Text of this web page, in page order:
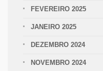
FEVEREIRO 2025
JANEIRO 2025
DEZEMBRO 2024
NOVEMBRO 2024